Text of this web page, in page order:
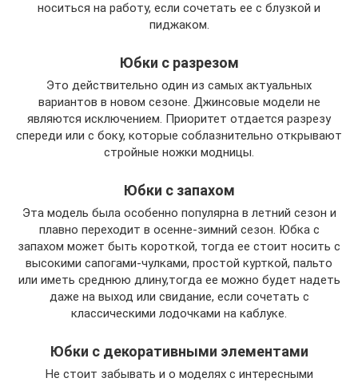
носиться на работу, если сочетать ее с блузкой и
пиджаком.
Юбки с разрезом
Это действительно один из самых актуальных
вариантов в новом сезоне. Джинсовые модели не
являются исключением. Приоритет отдается разрезу
спереди или с боку, которые соблазнительно открывают
стройные ножки модницы.
Юбки с запахом
Эта модель была особенно популярна в летний сезон и
плавно переходит в осенне-зимний сезон. Юбка с
запахом может быть короткой, тогда ее стоит носить с
высокими сапогами-чулками, простой курткой, пальто
или иметь среднюю длину,тогда ее можно будет надеть
даже на выход или свидание, если сочетать с
классическими лодочками на каблуке.
Юбки с декоративными элементами
Не стоит забывать и о моделях с интересными